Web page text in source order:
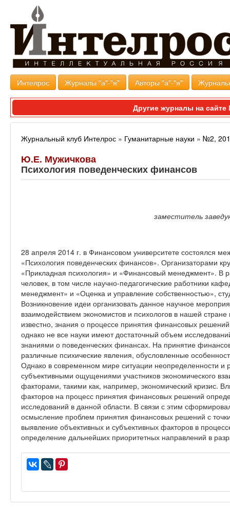
Интелрос Журналы "а"-"я" Авторы "а"-"я"
Другие журналы на
Журнальный клуб Интелрос » Гуманитарные науки » №2,
Ю.Е. Мужичкова
Психология поведенческих финансов
заместитель
28 апреля 2014 г. в Финансовом университете состоялся
«Психология поведенческих финансов». Организаторами
«Прикладная психология» и «Финансовый менеджмент». В
человек, в том числе научно-педагогические работники
менеджмент» и «Оценка и управление собственностью»,
Возникновение идеи организовать данное научное
взаимодействием экономистов и психологов в нашей
известно, знания о процессе принятия финансовых
однако не все науки имеют достаточный объем
знаниями о поведенческих финансах. На принятие
различные психические явления, обусловленные
Однако в современном мире ситуации неопределенности и
субъективными ощущениями участников экономического
факторами, такими как, например, экономический кризис.
факторов на процесс принятия финансовых решений
исследований в данной области. В связи с этим
осмысление проблем принятия финансовых решений с
выявление объективных и субъективных факторов в
определение дальнейших приоритетных направлений в